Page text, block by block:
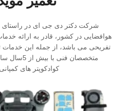
شرکت دکتر دی جی ای در راستای
هوافضایی در کشور، قادر به ارائه
تفریحی می باشد، از جمله این خدمات
متخصصان
کوادکوپتر های کمپانی DJIمی باشد.